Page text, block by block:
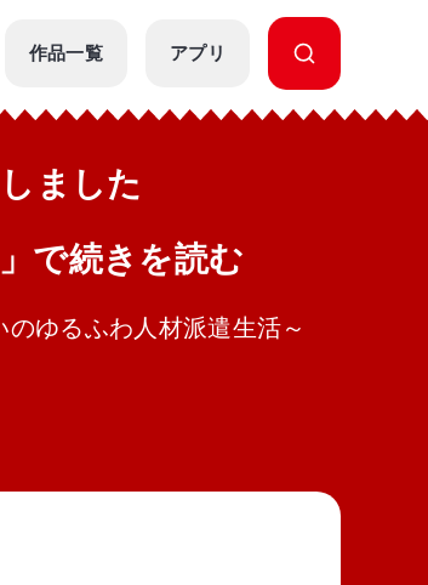
作品一覧 アプリ
ました
で続きを読む
ゆるふわ人材派遣生活～